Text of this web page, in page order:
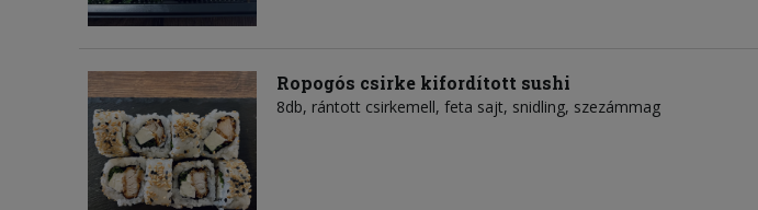
Ropogós csirke kifordított sushi
8db, rántott csirkemell, feta sajt, snidling, szezámmag